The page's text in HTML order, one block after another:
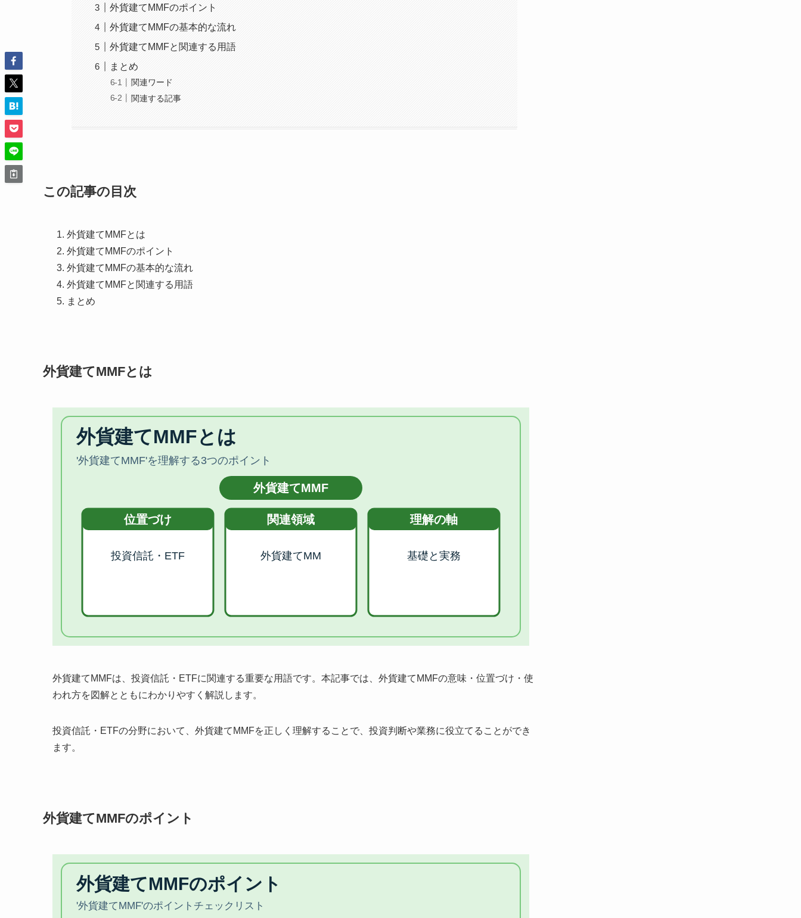
外貨建てMMFのポイント
外貨建てMMFの基本的な流れ
外貨建てMMFと関連する用語
まとめ
関連ワード
関連する記事
この記事の目次
外貨建てMMFとは
外貨建てMMFのポイント
外貨建てMMFの基本的な流れ
外貨建てMMFと関連する用語
まとめ
外貨建てMMFとは
外貨建てMMFは、投資信託・ETFに関連する重要な用語です。本記事では、外貨建てMMFの意味・位置づけ・使
われ方を図解とともにわかりやすく解説します。
投資信託・ETFの分野において、外貨建てMMFを正しく理解することで、投資判断や業務に役立てることができ
ます。
外貨建てMMFのポイント